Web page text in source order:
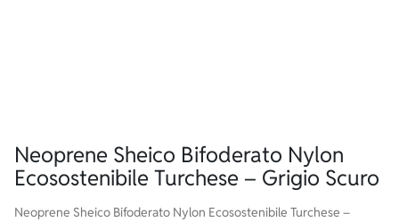
Neoprene Sheico Bifoderato Nylon
Ecosostenibile Turchese – Grigio Scuro
Neoprene Sheico Bifoderato Nylon Ecosostenibile Turchese –